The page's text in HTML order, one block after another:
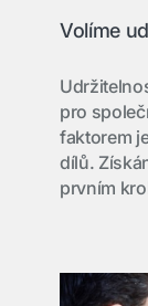
Volíme
pro
faktorem
dílů.
prvním